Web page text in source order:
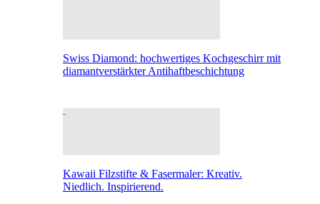
Swiss Diamond: hochwertiges Kochgeschirr mit
diamantverstärkter Antihaftbeschichtung
Kawaii Filzstifte & Fasermaler: Kreativ.
Niedlich. Inspirierend.